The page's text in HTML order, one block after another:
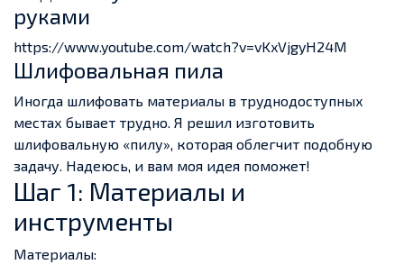
руками
https://www.youtube.com/watch?v=vKxVjgyH24M
Шлифовальная пила
Иногда шлифовать материалы в труднодоступных
местах бывает трудно. Я решил изготовить
шлифовальную «пилу», которая облегчит подобную
задачу. Надеюсь, и вам моя идея поможет!
Шаг 1: Материалы и
инструменты
Материалы: